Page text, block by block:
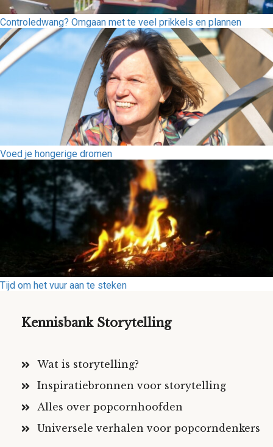
Controledwang? Omgaan met te veel prikkels en plannen
Voed je hongerige dromen
Tijd om het vuur aan te steken
Kennisbank Storytelling
Wat is storytelling?
Inspiratiebronnen voor storytelling
Alles over popcornhoofden
Universele verhalen voor popcorndenkers